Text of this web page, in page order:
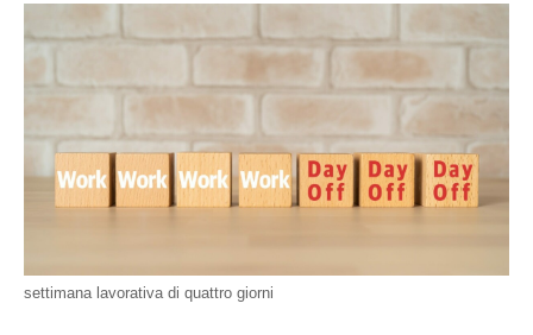
settimana lavorativa di quattro giorni